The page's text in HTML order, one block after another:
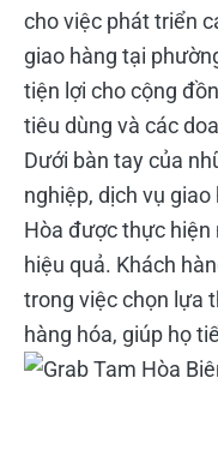
cho việc phát triển
giao hàng tại
tiện lợi cho cộng
tiêu dùng và các
Dưới bàn tay của
nghiệp, dịch vụ
Hòa được thực hiện
hiệu quả. Khách
trong việc chọn lựa
hàng hóa, giúp họ